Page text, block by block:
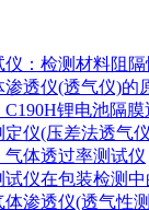
：检测材料阻
渗透仪(透气仪)的
C190H锂电池隔
定仪(压差法透气
气体透过率测试仪
仪在包装检测中
体渗透仪(透气性